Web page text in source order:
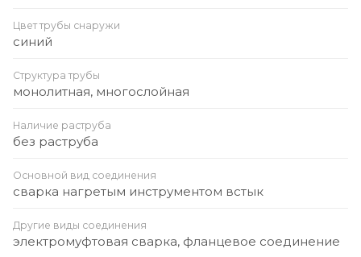
Цвет трубы снаружи
синий
Структура трубы
монолитная, многослойная
Наличие раструба
без раструба
Основной вид соединения
сварка нагретым инструментом встык
Другие виды соединения
электромуфтовая сварка, фланцевое соединение